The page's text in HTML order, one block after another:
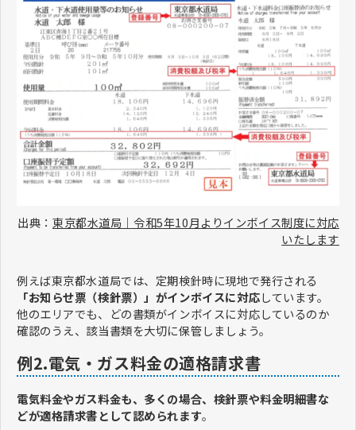
出典：東京都水道局｜令和5年10月よりインボイス制度に対応
いたします
例えば東京都水道局では、定期検針時に現地で発行される
「お知らせ票（検針票）」がインボイスに対応しています。
他のエリアでも、どの書類がインボイスに対応しているのか
確認のうえ、該当書類を大切に保管しましょう。
例2.電気・ガス料金の適格請求書
電気料金やガス料金も、多くの場合、検針票や料金明細書な
どが適格請求書として認められます。